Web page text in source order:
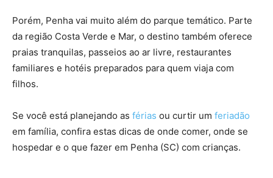
Porém, Penha vai muito além do parque temático. Parte
da região Costa Verde e Mar, o destino também oferece
praias tranquilas, passeios ao ar livre, restaurantes
familiares e hotéis preparados para quem viaja com
filhos.
Se você está planejando as férias ou curtir um feriadão
em família, confira estas dicas de onde comer, onde se
hospedar e o que fazer em Penha (SC) com crianças.